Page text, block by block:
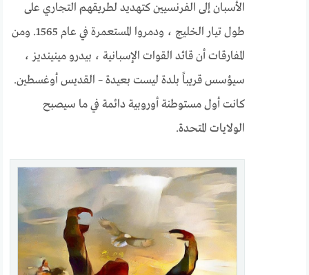
الأسبان إلى الفرنسيين كتهديد لطريقهم التجاري على
طول تيار الخليج ، ودمروا المستعمرة في عام 1565. ومن
المفارقات أن قائد القوات الإسبانية ، بيدرو مينينديز ،
سيؤسس قريباً بلدة ليست بعيدة – القديس أوغسطين.
كانت أول مستوطنة أوروبية دائمة في ما سيصبح
الولايات المتحدة.